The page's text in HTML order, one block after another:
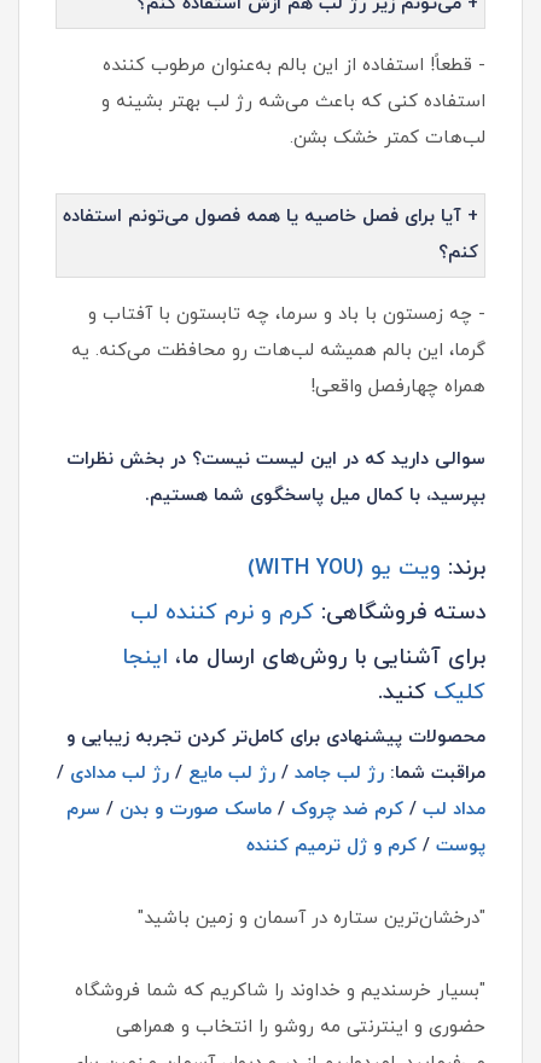
- قطعاً! استفاده از این بالم به‌عنوان مرطوب کننده
استفاده کنی که باعث می‌شه رژ لب بهتر بشینه و
لب‌هات کمتر خشک بشن.
+ آیا برای فصل خاصیه یا همه فصول می‌تونم استفاده
کنم؟
- چه زمستون با باد و سرما، چه تابستون با آفتاب و
گرما، این بالم همیشه لب‌هات رو محافظت می‌کنه. یه
همراه چهارفصل واقعی!
سوالی دارید که در این لیست نیست؟ در بخش نظرات
بپرسید، با کمال میل پاسخگوی شما هستیم.
برند: ویت یو (WITH YOU)
دسته فروشگاهی: کرم و نرم کننده لب
برای آشنایی با روش‌های ارسال ما، اینجا
کلیک کنید.
محصولات پیشنهادی برای کامل‌تر کردن تجربه زیبایی و
مراقبت شما: رژ لب جامد / رژ لب مایع / رژ لب مدادی /
مداد لب / کرم ضد چروک / ماسک صورت و بدن / سرم
پوست / کرم و ژل ترمیم کننده
"درخشان‌ترین ستاره در آسمان و زمین باشید"
"بسیار خرسندیم و خداوند را شاکریم که شما فروشگاه
حضوری و اینترنتی مه روشو را انتخاب و همراهی